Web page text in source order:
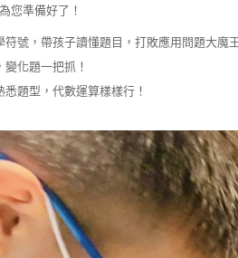
您準備好了！
符號，帶孩子讀懂題目，打敗應用問題大魔
化題一把抓！
題型，代數運算樣樣行！